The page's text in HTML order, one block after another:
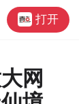
打开
网